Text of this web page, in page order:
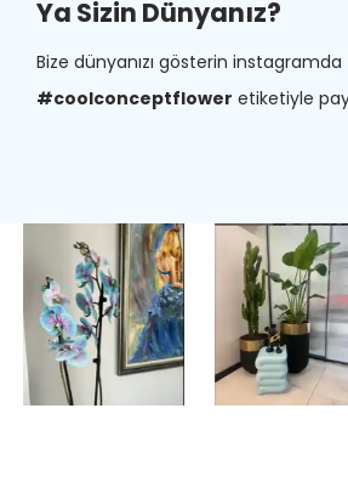
Ya Sizin Dünyanız?
Bize dünyanızı gösterin instagramda
#coolconceptflower etiketiyle